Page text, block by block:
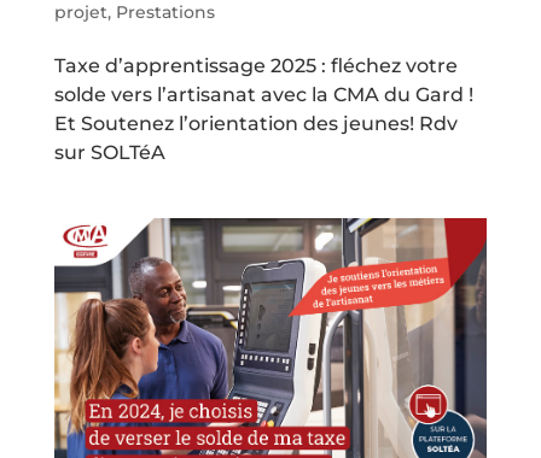
projet, Prestations
Taxe d’apprentissage 2025 : fléchez votre
solde vers l’artisanat avec la CMA du Gard !
Et Soutenez l’orientation des jeunes! Rdv
sur SOLTéA